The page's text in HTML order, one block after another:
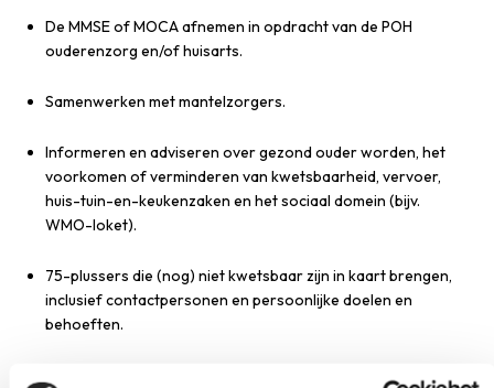
De MMSE of MOCA afnemen in opdracht van de POH
ouderenzorg en/of huisarts.
Samenwerken met mantelzorgers.
Informeren en adviseren over gezond ouder worden, het
voorkomen of verminderen van kwetsbaarheid, vervoer,
huis-tuin-en-keukenzaken en het sociaal domein (bijv.
WMO-loket).
75-plussers die (nog) niet kwetsbaar zijn in kaart brengen,
inclusief contactpersonen en persoonlijke doelen en
behoeften.
Bijdragen aan proactieve zorgplanning door informatie van